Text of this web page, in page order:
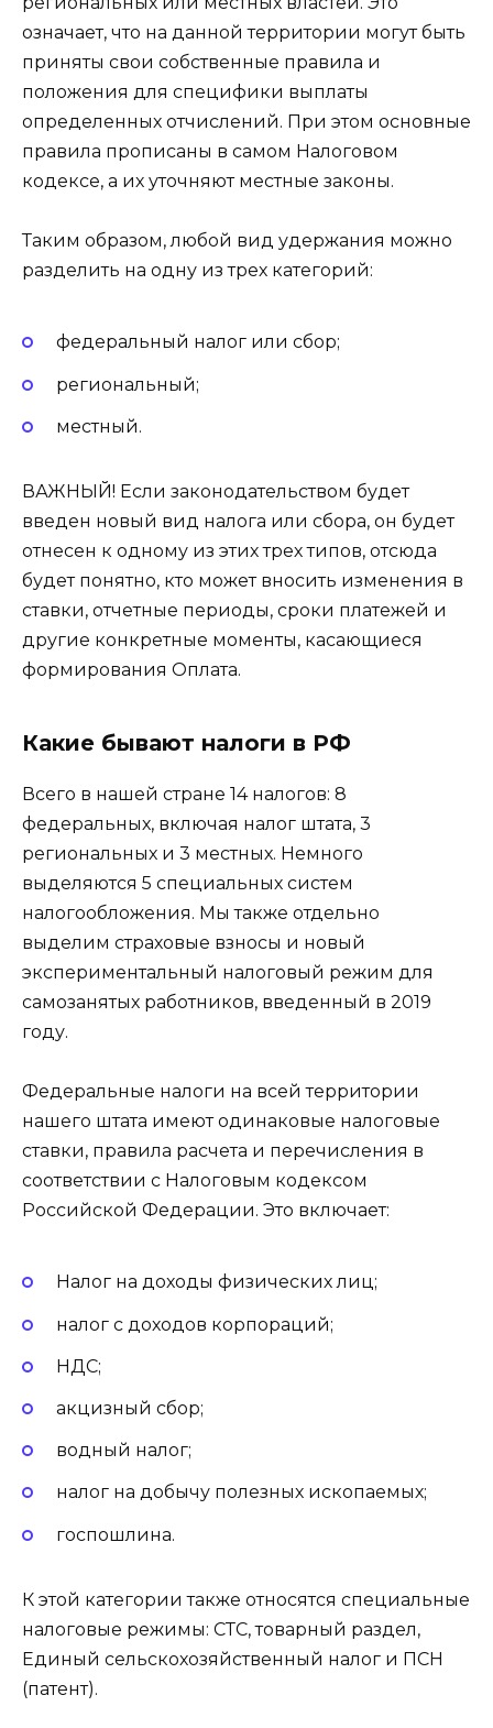
означает, что на данной территории могут быть
приняты свои собственные правила и
положения для специфики выплаты
определенных отчислений. При этом основные
правила прописаны в самом Налоговом
кодексе, а их уточняют местные законы.
Таким образом, любой вид удержания можно
разделить на одну из трех категорий:
федеральный налог или сбор;
региональный;
местный.
ВАЖНЫЙ! Если законодательством будет
введен новый вид налога или сбора, он будет
отнесен к одному из этих трех типов, отсюда
будет понятно, кто может вносить изменения в
ставки, отчетные периоды, сроки платежей и
другие конкретные моменты, касающиеся
формирования Оплата.
Какие бывают налоги в РФ
Всего в нашей стране 14 налогов: 8
федеральных, включая налог штата, 3
региональных и 3 местных. Немного
выделяются 5 специальных систем
налогообложения. Мы также отдельно
выделим страховые взносы и новый
экспериментальный налоговый режим для
самозанятых работников, введенный в 2019
году.
Федеральные налоги на всей территории
нашего штата имеют одинаковые налоговые
ставки, правила расчета и перечисления в
соответствии с Налоговым кодексом
Российской Федерации. Это включает:
Налог на доходы физических лиц;
налог с доходов корпораций;
НДС;
акцизный сбор;
водный налог;
налог на добычу полезных ископаемых;
госпошлина.
К этой категории также относятся специальные
налоговые режимы: СТС, товарный раздел,
Единый сельскохозяйственный налог и ПСН
(патент).